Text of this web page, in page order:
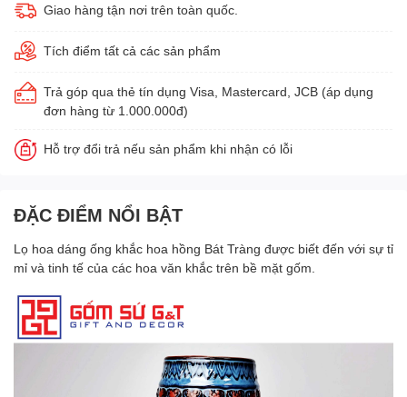
Giao hàng tận nơi trên toàn quốc.
Tích điểm tất cả các sản phẩm
Trả góp qua thẻ tín dụng Visa, Mastercard, JCB (áp dụng
đơn hàng từ 1.000.000đ)
Hỗ trợ đổi trả nếu sản phẩm khi nhận có lỗi
ĐẶC ĐIỂM NỔI BẬT
Lọ hoa dáng ống khắc hoa hồng Bát Tràng được biết đến với sự tỉ
mỉ và tinh tế của các hoa văn khắc trên bề mặt gốm.